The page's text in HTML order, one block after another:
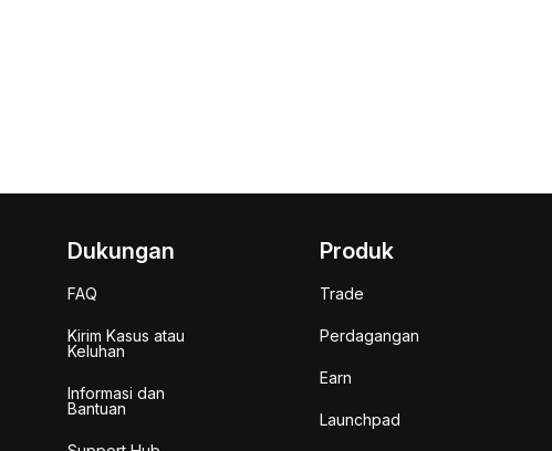
Dukungan
FAQ
Kirim Kasus atau
Keluhan
Informasi dan
Bantuan
Produk
Trade
Perdagangan
Earn
Launchpad